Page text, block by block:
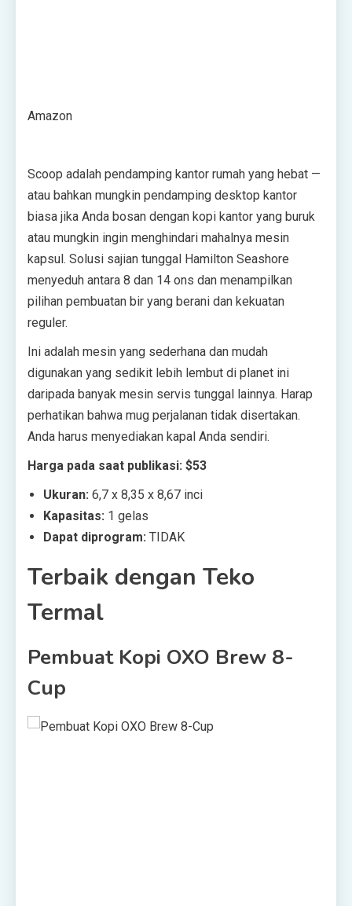
Amazon
Scoop adalah pendamping kantor rumah yang hebat —
atau bahkan mungkin pendamping desktop kantor
biasa jika Anda bosan dengan kopi kantor yang buruk
atau mungkin ingin menghindari mahalnya mesin
kapsul. Solusi sajian tunggal Hamilton Seashore
menyeduh antara 8 dan 14 ons dan menampilkan
pilihan pembuatan bir yang berani dan kekuatan
reguler.
Ini adalah mesin yang sederhana dan mudah
digunakan yang sedikit lebih lembut di planet ini
daripada banyak mesin servis tunggal lainnya. Harap
perhatikan bahwa mug perjalanan tidak disertakan.
Anda harus menyediakan kapal Anda sendiri.
Harga pada saat publikasi: $53
Ukuran: 6,7 x 8,35 x 8,67 inci
Kapasitas: 1 gelas
Dapat diprogram: TIDAK
Terbaik dengan Teko
Termal
Pembuat Kopi OXO Brew 8-
Cup